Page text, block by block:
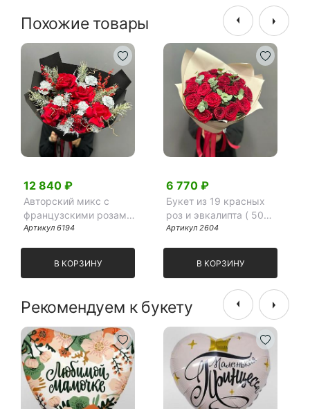
Похожие товары
12 840 ₽
Авторский микс с
французскими розами
в черном фоамране
Артикул 6194
В КОРЗИНУ
6 770 ₽
Букет из 19 красных
роз и эвкалипта ( 50
см)
Артикул 2604
В КОРЗИНУ
Рекомендуем к букету